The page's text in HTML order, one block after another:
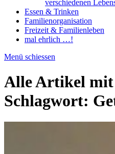
verschiedenen
Essen & Trinken
Familienorganisation
Freizeit & Familienleben
mal ehrlich …!
Menü schiessen
Alle Artikel mit
Schlagwort: